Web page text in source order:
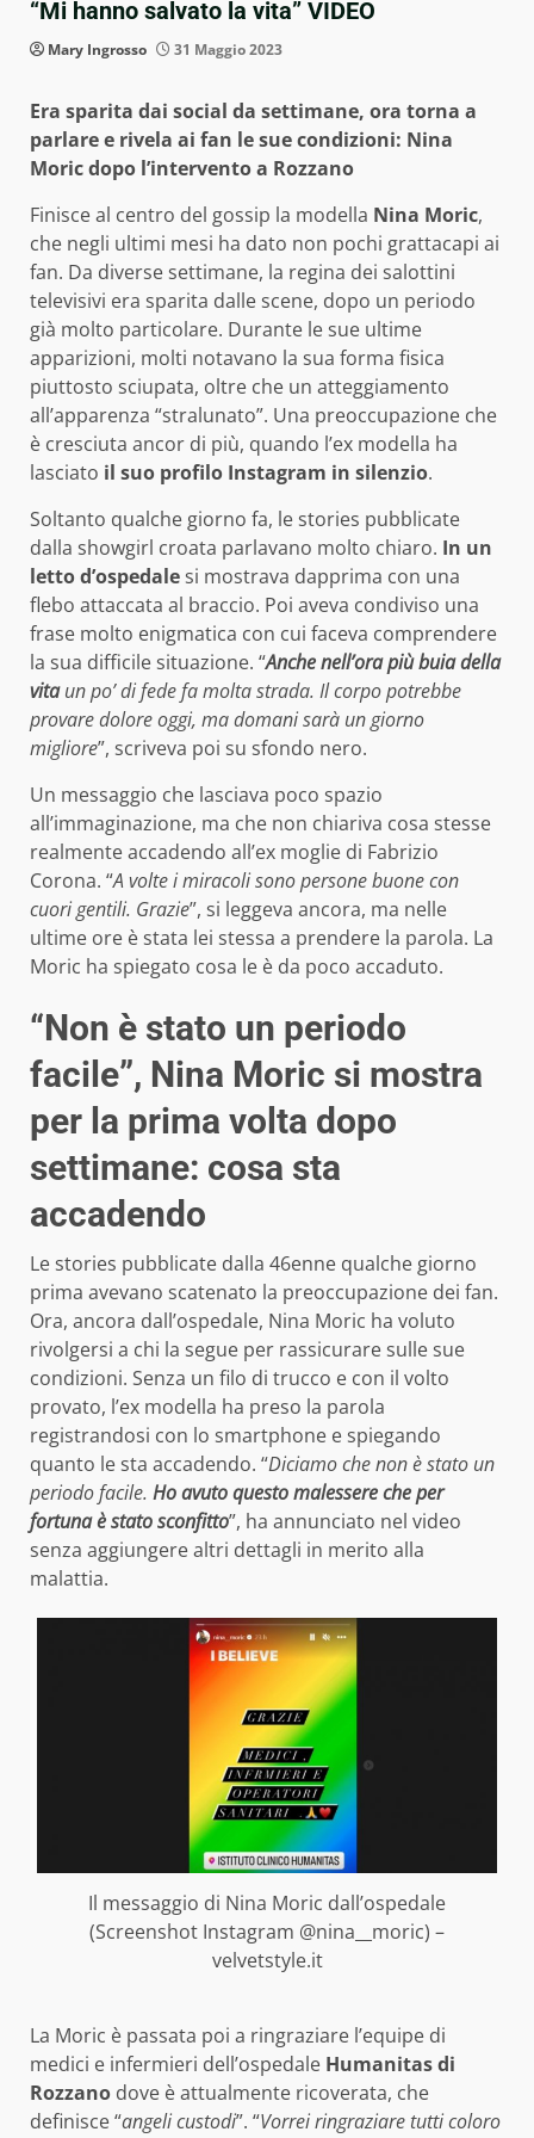
“Mi hanno salvato la vita” VIDEO
Mary Ingrosso 31 Maggio 2023
Era sparita dai social da settimane, ora torna a
parlare e rivela ai fan le sue condizioni: Nina
Moric dopo l’intervento a Rozzano
Finisce al centro del gossip la modella Nina Moric,
che negli ultimi mesi ha dato non pochi grattacapi ai
fan. Da diverse settimane, la regina dei salottini
televisivi era sparita dalle scene, dopo un periodo
già molto particolare. Durante le sue ultime
apparizioni, molti notavano la sua forma fisica
piuttosto sciupata, oltre che un atteggiamento
all’apparenza “stralunato”. Una preoccupazione che
è cresciuta ancor di più, quando l’ex modella ha
lasciato il suo profilo Instagram in silenzio.
Soltanto qualche giorno fa, le stories pubblicate
dalla showgirl croata parlavano molto chiaro. In un
letto d’ospedalesi mostrava dapprima con una
flebo attaccata al braccio. Poi aveva condiviso una
frase molto enigmatica con cui faceva comprendere
la sua difficile situazione. “Anche nell’ora più buia della
vitaun po’ di fede fa molta strada. Il corpo potrebbe
provare dolore oggi, ma domani sarà un giorno
migliore”, scriveva poi su sfondo nero.
Un messaggio che lasciava poco spazio
all’immaginazione, ma che non chiariva cosa stesse
realmente accadendo all’ex moglie di Fabrizio
Corona. “A volte i miracoli sono persone buone con
cuori gentili. Grazie”, si leggeva ancora, ma nelle
ultime ore è stata lei stessa a prendere la parola. La
Moric ha spiegato cosa le è da poco accaduto.
“Non è stato un periodo
facile”, Nina Moric si mostra
per la prima volta dopo
settimane: cosa sta
accadendo
Le stories pubblicate dalla 46enne qualche giorno
prima avevano scatenato la preoccupazione dei fan.
Ora, ancora dall’ospedale, Nina Moric ha voluto
rivolgersi a chi la segue per rassicurare sulle sue
condizioni. Senza un filo di trucco e con il volto
provato, l’ex modella ha preso la parola
registrandosi con lo smartphone e spiegando
quanto le sta accadendo. “Diciamo che non è stato un
periodo facile. Ho avuto questo malessere che per
fortuna è stato sconfitto”, ha annunciato nel video
senza aggiungere altri dettagli in merito alla
malattia.
Il messaggio di Nina Moric dall’ospedale
(Screenshot Instagram @nina__moric) –
velvetstyle.it
La Moric è passata poi a ringraziare l’equipe di
medici e infermieri dell’ospedale Humanitas di
Rozzano dove è attualmente ricoverata, che
definisce “angeli custodi”. “Vorrei ringraziare tutti coloro